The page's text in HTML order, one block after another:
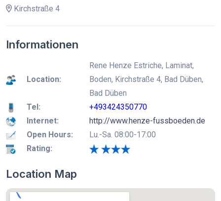
Kirchstraße 4
Informationen
Location:
Rene Henze Estriche, Laminat,
Boden, Kirchstraße 4, Bad Düben,
Bad Düben
Tel:
+493424350770
Internet:
http://www.henze-fussboeden.de
Open Hours:
Lu.-Sa. 08:00-17:00
Rating:
Location Map